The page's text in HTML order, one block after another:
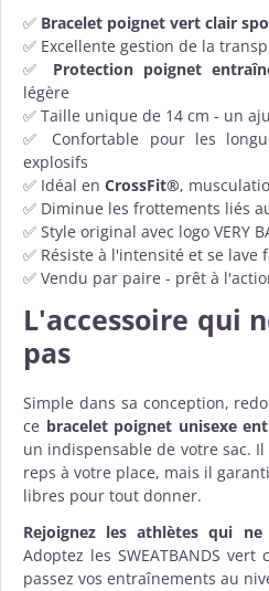
✅ Bracelet poignet vert clair
✅ Excellente gestion de la
✅ Protection poignet
légère
✅ Taille unique de 14 cm - un
✅ Confortable pour les
explosifs
✅ Idéal en CrossFit®,
✅ Diminue les frottements liés
✅ Style original avec logo VERY
✅ Résiste à l'intensité et se lave
✅ Vendu par paire - prêt à
L'accessoire qui
pas
Simple dans sa conception,
ce bracelet poignet unisexe
un indispensable de votre sac.
reps à votre place, mais il
libres pour tout donner.
Rejoignez les athlètes qui
Adoptez les SWEATBANDS vert
passez vos entraînements au